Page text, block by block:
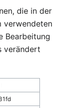
die in der
verwendeten
Bearbeitung
verändert